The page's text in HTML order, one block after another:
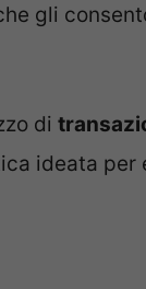
gli
di
ideata